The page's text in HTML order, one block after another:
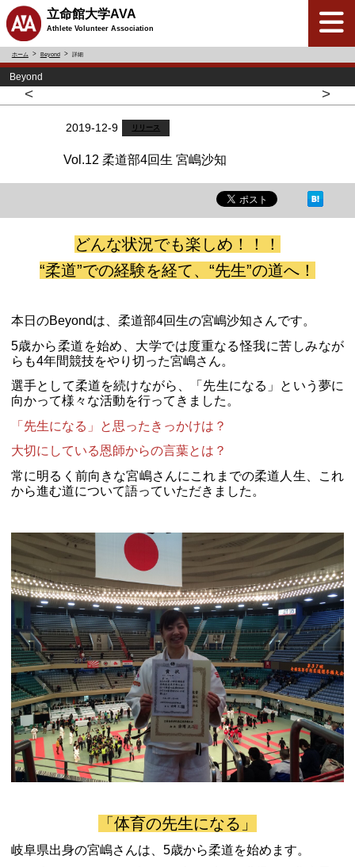
立命館大学AVA
Athlete Volunteer Association
ホーム Beyond 詳細
Beyond
< >
2019-12-9 リリース
Vol.12 柔道部4回生 宮嶋沙知
どんな状況でも楽しめ！！！
“柔道”での経験を経て、“先生”の道へ！
本日のBeyondは、柔道部4回生の宮嶋沙知さんです。
5歳から柔道を始め、大学では度重なる怪我に苦しみなが
らも4年間競技をやり切った宮嶋さん。
選手として柔道を続けながら、「先生になる」という夢に
向かって様々な活動を行ってきました。
「先生になる」と思ったきっかけは？
大切にしている恩師からの言葉とは？
常に明るく前向きな宮嶋さんにこれまでの柔道人生、これ
から進む道について語っていただきました。
「体育の先生になる」
岐阜県出身の宮嶋さんは、5歳から柔道を始めます。